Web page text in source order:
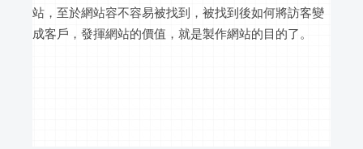
站，至於網站容不容易被找到，被找到後如何將訪客變
成客戶，發揮網站的價值，就是製作網站的目的了。